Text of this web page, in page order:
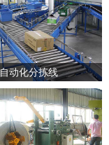
自动化分拣线